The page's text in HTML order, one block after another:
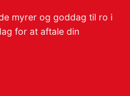
myrer og goddag til ro i
for at aftale din